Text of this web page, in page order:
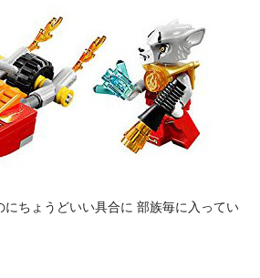
ちょうどいい具合に 部族毎に入ってい